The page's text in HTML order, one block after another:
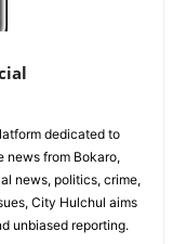
dedicated to
news from Bokaro,
news, politics, crime,
City Hulchul aims
unbiased reporting.